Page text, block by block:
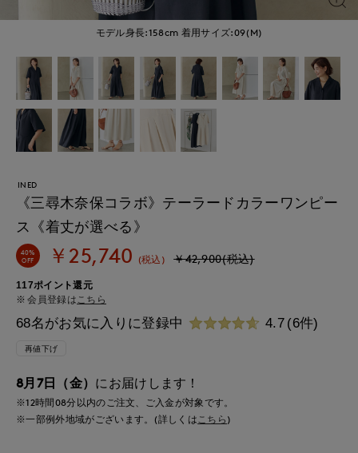
モデル身長:158cm 着用サイズ:09(M)
INED
《三尋木奈保コラボ》テーラードカラーワンピー
ス《着丈が選べる》
40%
OFF ￥25,740 (税込) ￥42,900(税込)
117ポイント還元
会員登録はこちら
68名がお気に入りに登録中 4.7 (6件)
再値下げ
8月7日（金） にお届けします！
※12時間08分以内のご注文、ご入金が対象です。
※一部例外地域がございます。(詳しくは こちら )